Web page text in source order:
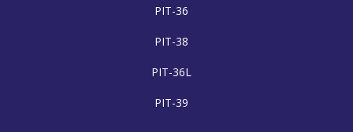
PIT-36
PIT-38
PIT-36L
PIT-39